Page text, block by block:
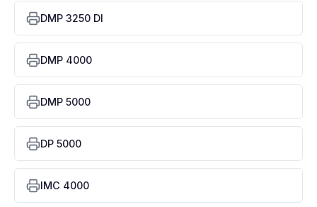
DMP 3250 DI
DMP 4000
DMP 5000
DP 5000
IMC 4000